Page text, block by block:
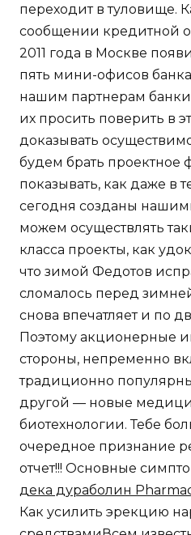
переходит в туловище.
сообщении кредитной
2011 года в Москве
пять мини-офисов
нашим партнерам
их просить поверить в
доказывать
будем брать проектное
показывать, как даже в
сегодня созданы
можем осуществлять
класса проекты, как
что зимой Федотов
сломалось перед
снова впечатляет и по
Поэтому акционерные
стороны, непременно
традиционно
другой — новые
биотехнологии. Тебе
очередное признание
отчет!!! Основные
дека дураболин
Как усилить эрекцию